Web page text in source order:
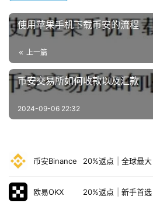
使用苹果手机下载币安的流程
上一篇
币安交易所如何收款以及汇款
2024-09-06 22:32
币安Binance 20%返点 全球最大
欧易OKX 20%返点 新手首选